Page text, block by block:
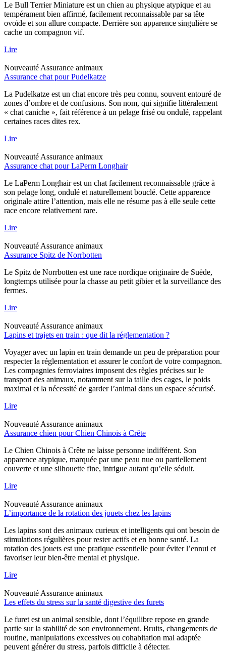
Le Bull Terrier Miniature est un chien au physique atypique et au
tempérament bien affirmé, facilement reconnaissable par sa tête
ovoïde et son allure compacte. Derrière son apparence singulière se
cache un compagnon vif.
Lire
Nouveauté Assurance animaux
Assurance chat pour Pudelkatze
La Pudelkatze est un chat encore très peu connu, souvent entouré de
zones d’ombre et de confusions. Son nom, qui signifie littéralement
« chat caniche », fait référence à un pelage frisé ou ondulé, rappelant
certaines races dites rex.
Lire
Nouveauté Assurance animaux
Assurance chat pour LaPerm Longhair
Le LaPerm Longhair est un chat facilement reconnaissable grâce à
son pelage long, ondulé et naturellement bouclé. Cette apparence
originale attire l’attention, mais elle ne résume pas à elle seule cette
race encore relativement rare.
Lire
Nouveauté Assurance animaux
Assurance Spitz de Norrbotten
Le Spitz de Norrbotten est une race nordique originaire de Suède,
longtemps utilisée pour la chasse au petit gibier et la surveillance des
fermes.
Lire
Nouveauté Assurance animaux
Lapins et trajets en train : que dit la réglementation ?
Voyager avec un lapin en train demande un peu de préparation pour
respecter la réglementation et assurer le confort de votre compagnon.
Les compagnies ferroviaires imposent des règles précises sur le
transport des animaux, notamment sur la taille des cages, le poids
maximal et la nécessité de garder l’animal dans un espace sécurisé.
Lire
Nouveauté Assurance animaux
Assurance chien pour Chien Chinois à Crête
Le Chien Chinois à Crête ne laisse personne indifférent. Son
apparence atypique, marquée par une peau nue ou partiellement
couverte et une silhouette fine, intrigue autant qu’elle séduit.
Lire
Nouveauté Assurance animaux
L’importance de la rotation des jouets chez les lapins
Les lapins sont des animaux curieux et intelligents qui ont besoin de
stimulations régulières pour rester actifs et en bonne santé. La
rotation des jouets est une pratique essentielle pour éviter l’ennui et
favoriser leur bien-être mental et physique.
Lire
Nouveauté Assurance animaux
Les effets du stress sur la santé digestive des furets
Le furet est un animal sensible, dont l’équilibre repose en grande
partie sur la stabilité de son environnement. Bruits, changements de
routine, manipulations excessives ou cohabitation mal adaptée
peuvent générer du stress, parfois difficile à détecter.